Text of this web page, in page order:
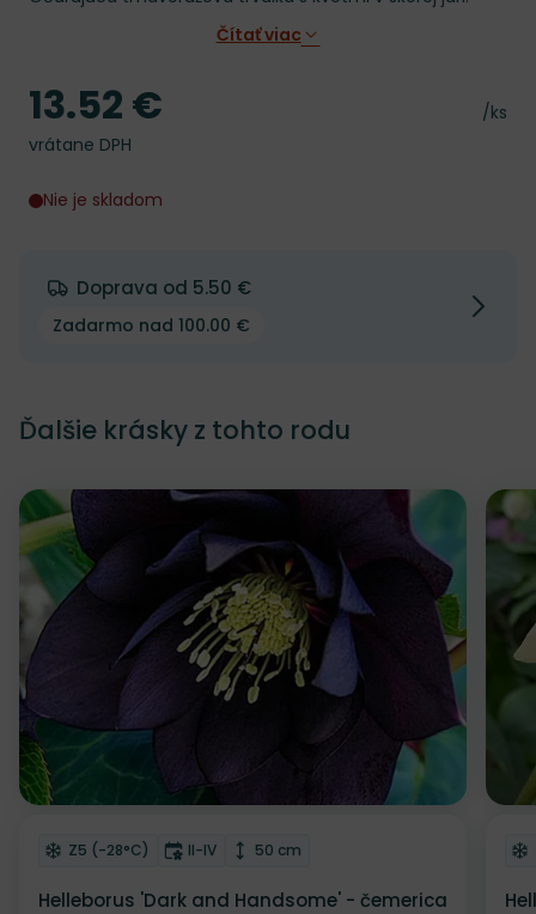
Čítať viac
Cena
/ks
Cena
13.52 €
vrátane DPH
Nie je skladom
Doprava od 5.50 €
Zadarmo nad 100.00 €
Ďalšie krásky z tohto rodu
Odober do zoznamu želaní
Mrazuvzdornosť
Z5 (-28°C) Doba kvitnutia
II-IV Výška rastliny
50 cm
Helleborus 'Dark and Handsome' - čemerica